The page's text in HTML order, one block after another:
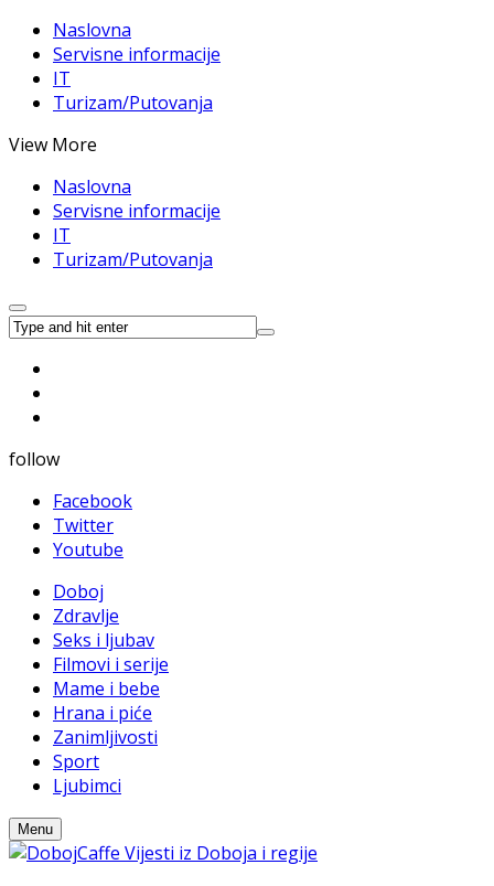
Naslovna
Servisne informacije
IT
Turizam/Putovanja
View More
Naslovna
Servisne informacije
IT
Turizam/Putovanja
follow
Facebook
Twitter
Youtube
Doboj
Zdravlje
Seks i ljubav
Filmovi i serije
Mame i bebe
Hrana i piće
Zanimljivosti
Sport
Ljubimci
Menu